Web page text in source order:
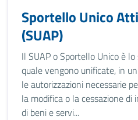
Sportello Unico
(SUAP)
Il SUAP o Sportello Unico è
quale vengono unificate, in
le autorizzazioni necessarie
la modifica o la cessazione di
di beni e servi...